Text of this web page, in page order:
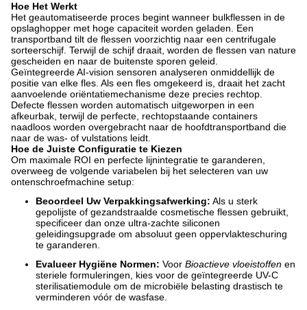
Hoe Het Werkt
Het geautomatiseerde proces begint wanneer bulkflessen in de
opslaghopper met hoge capaciteit worden geladen. Een
transportband tilt de flessen voorzichtig naar een centrifugale
sorteerschijf. Terwijl de schijf draait, worden de flessen van nature
gescheiden en naar de buitenste sporen geleid.
Geïntegreerde AI-vision sensoren analyseren onmiddellijk de
positie van elke fles. Als een fles omgekeerd is, draait het zacht
aanvoelende oriëntatiemechanisme deze precies rechtop.
Defecte flessen worden automatisch uitgeworpen in een
afkeurbak, terwijl de perfecte, rechtopstaande containers
naadloos worden overgebracht naar de hoofdtransportband die
naar de was- of vulstations leidt.
Hoe de Juiste Configuratie te Kiezen
Om maximale ROI en perfecte lijnintegratie te garanderen,
overweeg de volgende variabelen bij het selecteren van uw
ontenschroefmachine setup:
Beoordeel Uw Verpakkingsafwerking: Als u sterk
gepolijste of gezandstraalde cosmetische flessen gebruikt,
specificeer dan onze ultra-zachte siliconen
geleidingsupgrade om absoluut geen oppervlakteschuring
te garanderen.
Evalueer Hygiëne Normen: Voor Bioactieve vloeistoffen en
steriele formuleringen, kies voor de geïntegreerde UV-C
sterilisatiemodule om de microbiële belasting drastisch te
verminderen vóór de wasfase.